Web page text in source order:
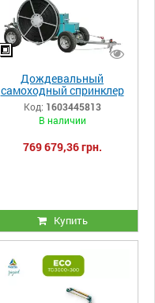
Дождевальный
самоходный спринклер
Irriforce ECO TD3000-400
Код: 1603445813
В наличии
769 679,36 грн.
Купить